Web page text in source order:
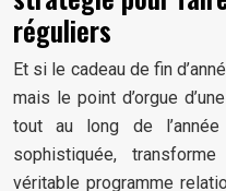
réguliers
Et si le cadeau de fin
mais le point d’orgue
tout au long de
sophistiquée,
véritable programme